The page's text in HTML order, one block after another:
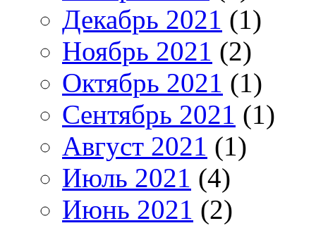
Декабрь 2021 (1)
Ноябрь 2021 (2)
Октябрь 2021 (1)
Сентябрь 2021 (1)
Август 2021 (1)
Июль 2021 (4)
Июнь 2021 (2)